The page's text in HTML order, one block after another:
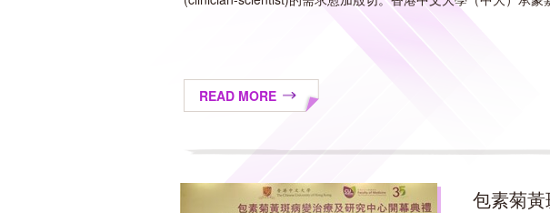
READ MORE
包素菊